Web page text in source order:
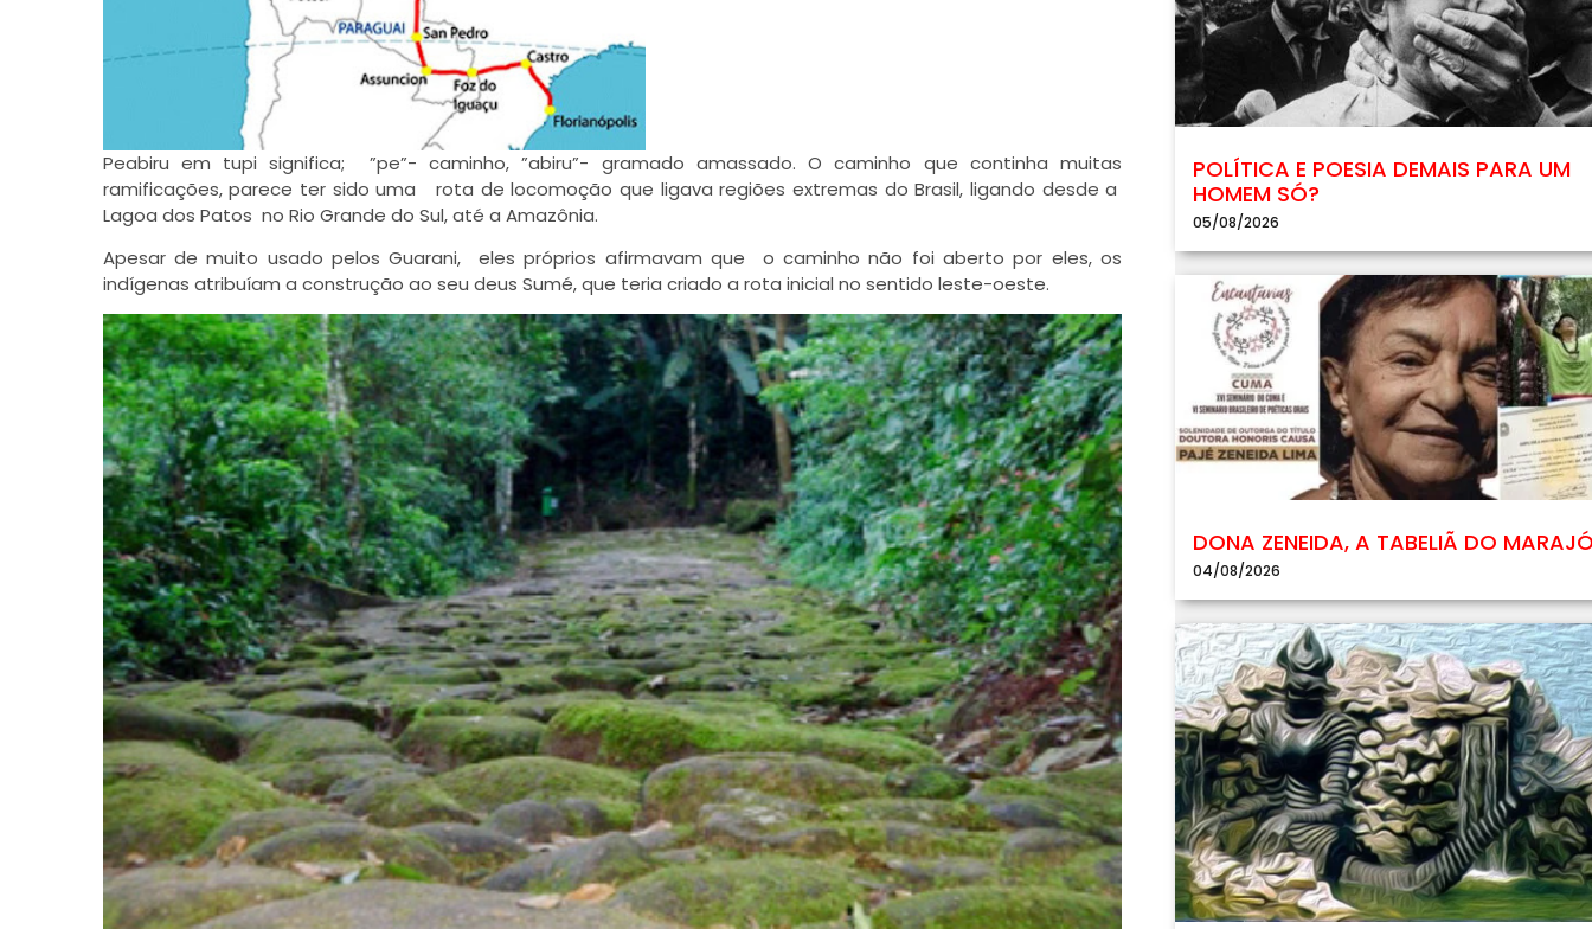
Peabiru em tupi significa; ”pe”- caminho, ”abiru”- gramado amassado. O caminho que continha muitas
ramificações, parece ter sido uma rota de locomoção que ligava regiões extremas do Brasil, ligando desde a
Lagoa dos Patos no Rio Grande do Sul, até a Amazônia.
Apesar de muito usado pelos Guarani, eles próprios afirmavam que o caminho não foi aberto por eles, os
indígenas atribuíam a construção ao seu deus Sumé, que teria criado a rota inicial no sentido leste-oeste.
POLÍTICA E POESIA DEMAIS PARA UM
HOMEM SÓ?
05/08/2026
DONA ZENEIDA, A TABELIÃ DO
04/08/2026